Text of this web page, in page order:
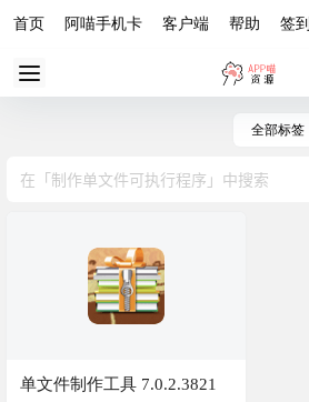
首页 阿喵手机卡 客户端 帮助 签到
全部标签
单文件制作工具 7.0.2.3821